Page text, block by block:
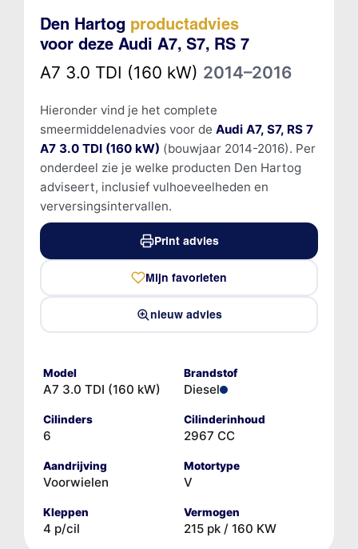
Kennisbank
Den Hartog productadvies
voor deze Audi A7, S7, RS 7
A7 3.0 TDI (160 kW) 2014–2016
Hieronder vind je het complete
smeermiddelenadvies voor de Audi A7, S7, RS 7
A7 3.0 TDI (160 kW) (bouwjaar 2014-2016). Per
onderdeel zie je welke producten Den Hartog
adviseert, inclusief vulhoeveelheden en
verversingsintervallen.
Print advies
Mijn favorieten
nieuw advies
Model
A7 3.0 TDI (160 kW)
Brandstof
Diesel
Cilinders
6
Cilinderinhoud
2967 CC
Aandrijving
Voorwielen
Motortype
V
Kleppen
4 p/cil
Vermogen
215 pk / 160 KW